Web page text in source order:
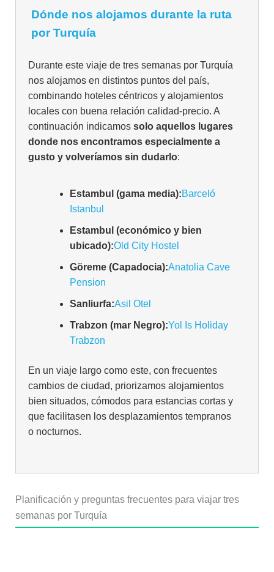
Dónde nos alojamos durante la ruta
por Turquía
Durante este viaje de tres semanas por Turquía
nos alojamos en distintos puntos del país,
combinando hoteles céntricos y alojamientos
locales con buena relación calidad‑precio. A
continuación indicamos solo aquellos lugares
donde nos encontramos especialmente a
gusto y volveríamos sin dudarlo:
Estambul (gama media):Barceló
Istanbul
Estambul (económico y bien
ubicado):Old City Hostel
Göreme (Capadocia):Anatolia Cave
Pension
Sanliurfa:Asil Otel
Trabzon (mar Negro):Yol Is Holiday
Trabzon
En un viaje largo como este, con frecuentes
cambios de ciudad, priorizamos alojamientos
bien situados, cómodos para estancias cortas y
que facilitasen los desplazamientos tempranos
o nocturnos.
Planificación y preguntas frecuentes para viajar tres
semanas por Turquía